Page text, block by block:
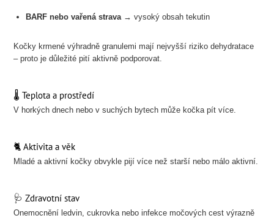
BARF nebo vařená strava→ vysoký obsah tekutin
Kočky krmené výhradně granulemi mají nejvyšší riziko dehydratace
– proto je důležité pití aktivně podporovat.
🌡️ Teplota a prostředí
V horkých dnech nebo v suchých bytech může kočka pít více.
🐈 Aktivita a věk
Mladé a aktivní kočky obvykle pijí více než starší nebo málo aktivní.
🩺 Zdravotní stav
Onemocnění ledvin, cukrovka nebo infekce močových cest výrazně